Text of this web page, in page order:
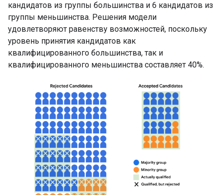
кандидатов из группы большинства и 6 кандидатов из
группы меньшинства. Решения модели
удовлетворяют равенству возможностей, поскольку
уровень принятия кандидатов как
квалифицированного большинства, так и
квалифицированного меньшинства составляет 40%.